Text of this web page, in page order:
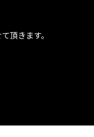
頂きます。